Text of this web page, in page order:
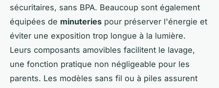
sécuritaires, sans BPA. Beaucoup sont également
équipées de minuteries pour préserver l'énergie et
éviter une exposition trop longue à la lumière.
Leurs composants amovibles facilitent le lavage,
une fonction pratique non négligeable pour les
parents. Les modèles sans fil ou à piles assurent